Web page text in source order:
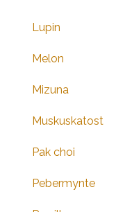
Lupin
Melon
Mizuna
Muskuskatost
Pak choi
Pebermynte